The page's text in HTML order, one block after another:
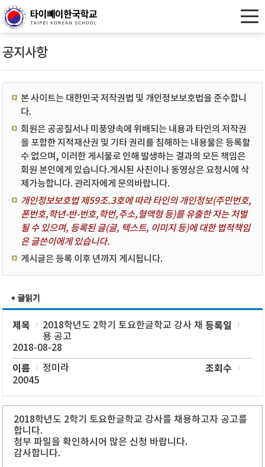
공지사항
본 사이트는 대한민국 저작권법 및 개인정보보호법을 준수합니
다.
회원은 공공질서나 미풍양속에 위배되는 내용과 타인의 저작권
을 포함한 지적재산권 및 기타 권리를 침해하는 내용물은 등록할
수 없으며, 이러한 게시물로 인해 발생하는 결과의 모든 책임은
회원 본인에게 있습니다.게시된 사진이나 동영상은 요청시에 삭
제가능합니다. 관리자에게 문의바랍니다.
개인정보보호법 제59조.3호에 따라 타인의 개인정보(주민번호,
폰번호,학년-반-번호,학번,주소,혈액형 등)를 유출한 자는 처벌
될 수 있으며, 등록된 글(글, 텍스트, 이미지 등)에 대한 법적책임
은 글쓴이에게 있습니다.
게시글은 등록 이후 년까지 게시됩니다.
제목
2018학년도 2학기 토요한글학교 강사 채
용 공고
등록일
2018-08-28
이름 정미라 조회수
20045
2018학년도 2학기 토요한글학교 강사를 채용하고자 공고를
합니다.
첨부 파일을 확인하시어 많은 신청 바랍니다.
감사합니다.